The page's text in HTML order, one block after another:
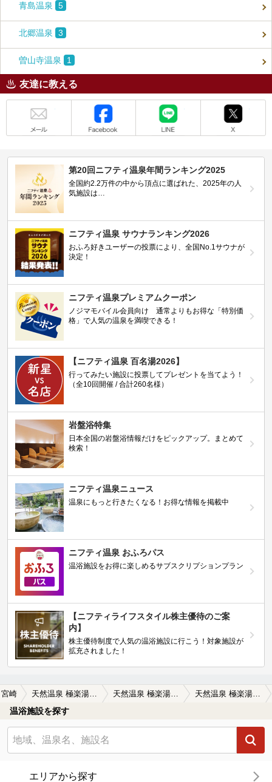
青島温泉 5
北郷温泉 3
曽山寺温泉 1
友達に教える
第20回ニフティ温泉年間ランキング2025
全国約2.2万件の中から頂点に選ばれた、2025年の人
気施設は…
ニフティ温泉 サウナランキング2026
おふろ好きユーザーの投票により、全国No.1サウナが
決定！
ニフティ温泉プレミアムクーポン
ノジマモバイル会員向け 通常よりもお得な「特別価
格」で人気の温泉を満喫できる！
【ニフティ温泉 百名湯2026】
行ってみたい施設に投票してプレゼントを当てよう！
（全10回開催 / 合計260名様）
岩盤浴特集
日本全国の岩盤浴情報だけをピックアップ。まとめて
検索！
ニフティ温泉ニュース
温泉にもっと行きたくなる！お得な情報を掲載中
ニフティ温泉 おふろパス
温浴施設をお得に楽しめるサブスクリプションプラン
【ニフティライフスタイル株主優待のご案
内】
株主優待制度で人気の温浴施設に行こう！対象施設が
拡充されました！
宮崎 天然温泉 極楽湯 宮崎店の口コミ いつも気持ちよく入ってます。
温浴施設を探す
エリアから探す